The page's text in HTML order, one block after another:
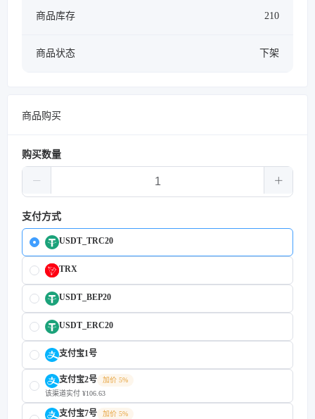
商品库存 210
商品状态 下架
商品购买
购买数量
支付方式
USDT_TRC20
TRX
USDT_BEP20
USDT_ERC20
支付宝1号
支付宝2号
加价 5%
该渠道实付 ¥106.63
支付宝7号
加价 5%